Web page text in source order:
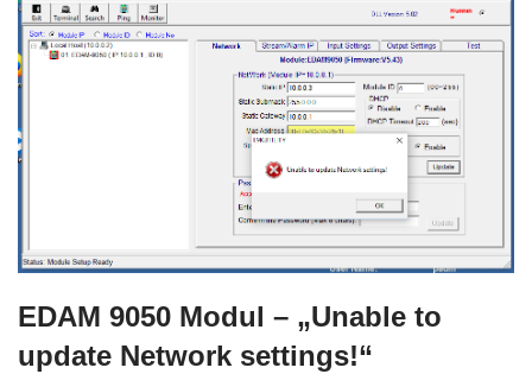
EDAM 9050 Modul – „Unable to
update Network settings!“